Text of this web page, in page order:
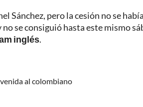
Sánchez, pero la cesión no se había
se consiguió hasta este mismo
inglés.
al colombiano